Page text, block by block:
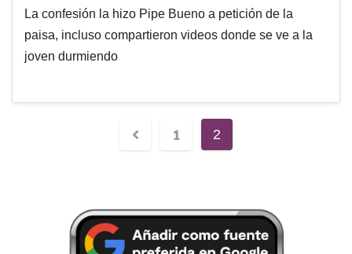
La confesión la hizo Pipe Bueno a petición de la
paisa, incluso compartieron videos donde se ve a la
joven durmiendo
1 2